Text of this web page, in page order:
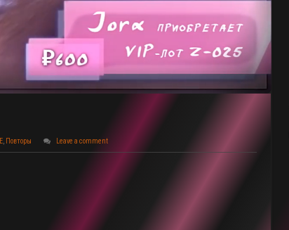
, Повторы Leave a comment